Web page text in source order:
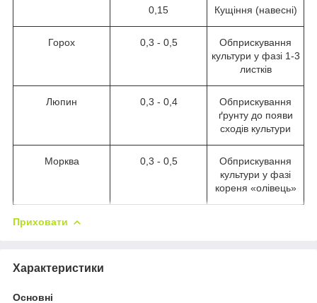
0,15 Кущіння (навесні)
Горох 0,3 - 0,5
Обприскування
культури у фазі 1-3
листків
Люпин 0,3 - 0,4
Обприскування
ґрунту до появи
сходів культури
Морква 0,3 - 0,5
Обприскування
культури у фазі
кореня «олівець»
Приховати
Характеристики
Основні